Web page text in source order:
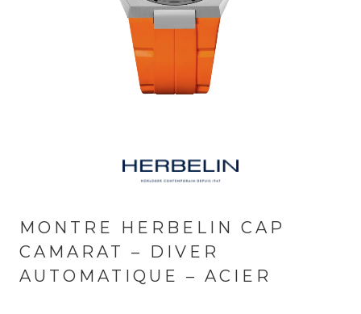
MONTRE HERBELIN CAP
CAMARAT – DIVER
AUTOMATIQUE – ACIER